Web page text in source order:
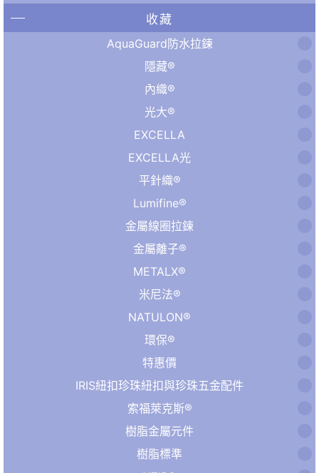
收藏
AquaGuard防水拉鍊
隱藏®
內織®
光大®
EXCELLA
EXCELLA光
平針織®
Lumifine®
金屬線圈拉鍊
金屬離子®
METALX®
米尼法®
NATULON®
環保®
特惠價
IRIS紐扣珍珠紐扣與珍珠五金配件
索福萊克斯®
樹脂金屬元件
樹脂標準